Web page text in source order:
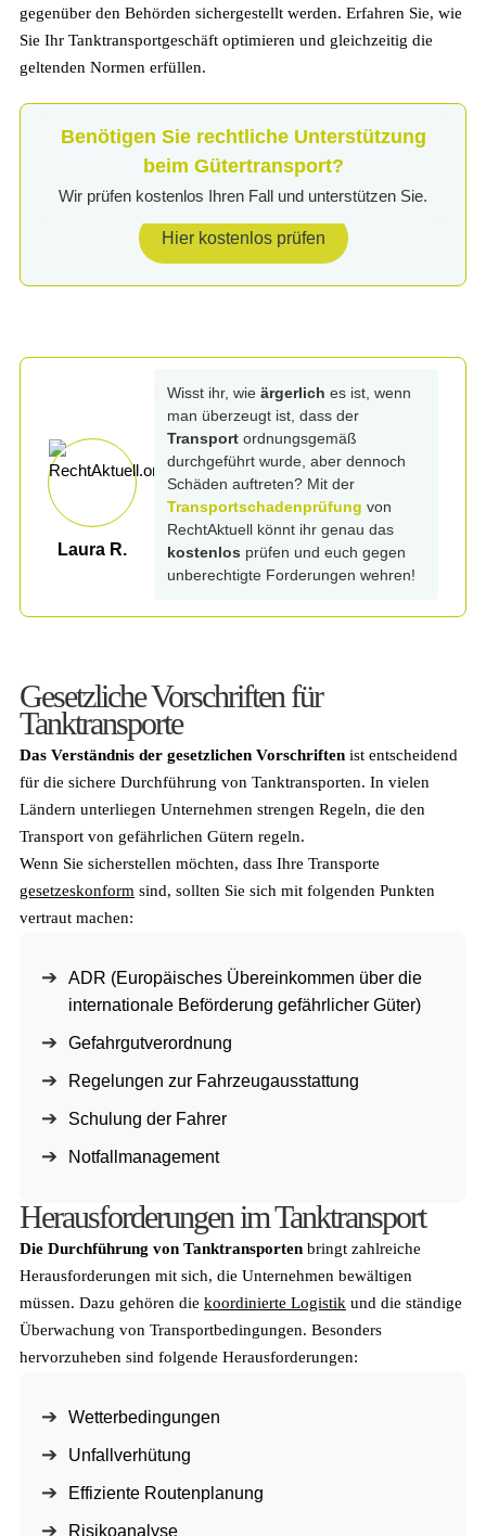
gegenüber den Behörden sichergestellt werden. Erfahren Sie, wie
Sie Ihr Tanktransportgeschäft optimieren und gleichzeitig die
geltenden Normen erfüllen.
Benötigen Sie rechtliche Unterstützung
beim Gütertransport?
Wir prüfen kostenlos Ihren Fall und unterstützen Sie.
Hier kostenlos prüfen
Laura R.
Wisst ihr, wie ärgerlich es ist, wenn
man überzeugt ist, dass der
Transport ordnungsgemäß
durchgeführt wurde, aber dennoch
Schäden auftreten? Mit der
Transportschadenprüfung von
RechtAktuell könnt ihr genau das
kostenlos prüfen und euch gegen
unberechtigte Forderungen wehren!
Gesetzliche Vorschriften für
Tanktransporte
Das Verständnis der gesetzlichen Vorschriften ist entscheidend
für die sichere Durchführung von Tanktransporten. In vielen
Ländern unterliegen Unternehmen strengen Regeln, die den
Transport von gefährlichen Gütern regeln.
Wenn Sie sicherstellen möchten, dass Ihre Transporte
gesetzeskonform sind, sollten Sie sich mit folgenden Punkten
vertraut machen:
ADR (Europäisches Übereinkommen über die
internationale Beförderung gefährlicher Güter)
Gefahrgutverordnung
Regelungen zur Fahrzeugausstattung
Schulung der Fahrer
Notfallmanagement
Herausforderungen im Tanktransport
Die Durchführung von Tanktransporten bringt zahlreiche
Herausforderungen mit sich, die Unternehmen bewältigen
müssen. Dazu gehören die koordinierte Logistik und die ständige
Überwachung von Transportbedingungen. Besonders
hervorzuheben sind folgende Herausforderungen:
Wetterbedingungen
Unfallverhütung
Effiziente Routenplanung
Risikoanalyse